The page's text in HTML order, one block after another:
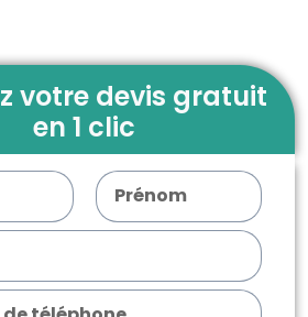
votre devis gratuit
en 1 clic